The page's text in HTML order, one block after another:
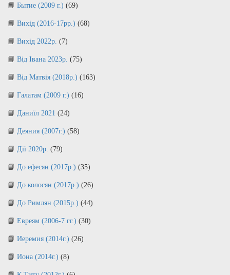
Бытие (2009 г.) (69)
Вихід (2016-17рр.) (68)
Вихід 2022р. (7)
Від Івана 2023р. (75)
Від Матвія (2018р.) (163)
Галатам (2009 г.) (16)
Даниїл 2021 (24)
Деяния (2007г.) (58)
Дії 2020р. (79)
До ефесян (2017р.) (35)
До колосян (2017р.) (26)
До Римлян (2015р.) (44)
Евреям (2006-7 гг.) (30)
Иеремия (2014г.) (26)
Иона (2014г.) (8)